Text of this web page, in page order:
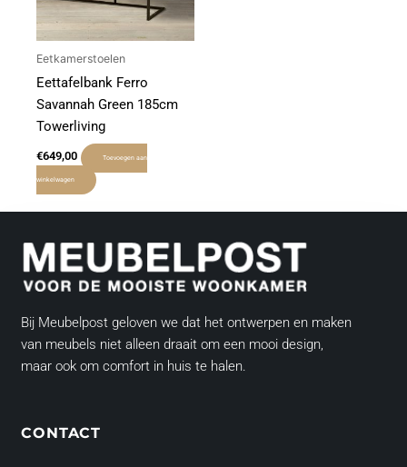
Eetkamerstoelen
Eettafelbank Ferro
Savannah Green 185cm
Towerliving
€649,00 Toevoegen aan
winkelwagen
Bij Meubelpost geloven we dat het ontwerpen en maken
van meubels niet alleen draait om een mooi design,
maar ook om comfort in huis te halen.
CONTACT